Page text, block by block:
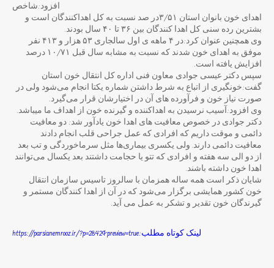
افزود:شاخص
اهدای خون بانوان استان ۳/۵۱در صد نسبت به کل اهداکنندگان است و
بشترین رده سنی کل اهدا کنندگان بین ۳۶ تا ۴۰ سال بودند.
وی همچنین عنوان کرد:در ۴ ماهه ی اول سالجاری ۵۳ هزار و ۴۱۳ نفر
موفق به اهدای خون شدند که نسبت به مشابه سال قبل ۱۰/۷۱ درصد
افزایش یافته است.
سپس دکتر عیسی جوادی معاون فنی اداره کل انتقال خون استان
گفت:خونگیری از اتباع به شرط داشتن شماره یکتا انجام می‌شود ولی در
صورت نیاز خون و فرآورده های آن در اختیارشان قرار می‌گیرد.
وی افزود:آسیب نرسیدن به اهداکننده و گیرنده خون از اهداف ما میباشد.
دکتر جوادی در خصوص معافیت های اهدا خون یادآور شد: دو معافیت
دائمی و موقت داریم که افرادی که عمل جراحی قلب انجام دادند
معافیت دائمی دارند. ولی یکسری بیماری‌ها مثل سرماخوردگی و تب بعد
از دو الی سه هفته و افرادی که تتو یا حجامت داشتند بعد یکسال می‌توانند
اهدا خون داشته باشند.
شایان ذکر است همه ساله همزمان با سالروز تاسیس سازمان انتقال
خون کشور همایشی برگزار می‌شود که در آن از اهدا کنندگان مستمر و
گیرندگان خون تقدیر و تشکر به عمل می آید.
لینک کوتاه مطلب:https://parsianemrooz.ir/?p=2842&preview=true